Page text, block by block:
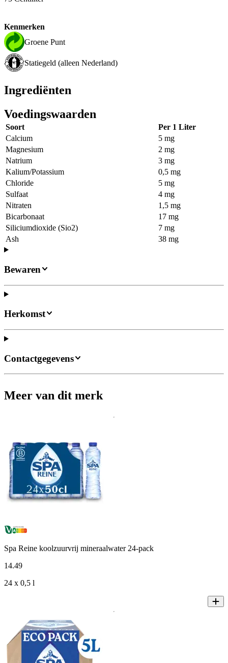
Kenmerken
Groene Punt
Statiegeld (alleen Nederland)
Ingrediënten
Voedingswaarden
Soort
Per 1 Liter
Calcium
5 mg
Magnesium
2 mg
Natrium
3 mg
Kalium/Potassium
0,5 mg
Chloride
5 mg
Sulfaat
4 mg
Nitraten
1,5 mg
Bicarbonaat
17 mg
Siliciumdioxide (Sio2)
7 mg
Ash
38 mg
Bewaren
Herkomst
Contactgegevens
Meer van dit merk
Spa Reine koolzuurvrij mineraalwater 24-pack
14.49
24 x 0,5 l